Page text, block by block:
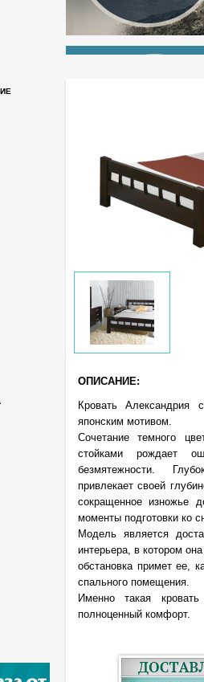
ОПИСАНИЕ:
Кровать Александрия
японским мотивом.
Сочетание темного
стойками рождает
безмятежности.
привлекает своей
сокращенное изножье
моменты подготовки ко
Модель является
интерьера, в котором
обстановка примет ее,
спального помещения.
Именно такая
полноценный комфорт.